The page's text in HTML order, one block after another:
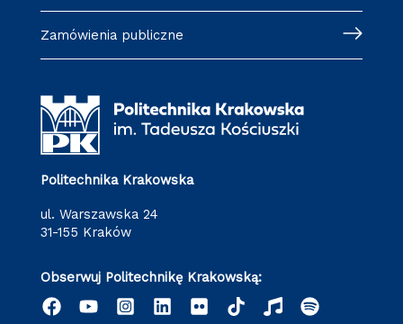
Zamówienia publiczne
Politechnika Krakowska
ul. Warszawska 24
31-155 Kraków
Obserwuj Politechnikę Krakowską: